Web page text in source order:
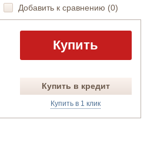
Добавить к сравнению (0)
Купить
Купить в кредит
Купить в 1 клик